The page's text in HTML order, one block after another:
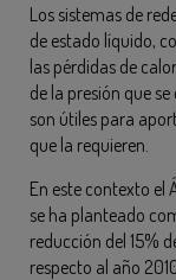
Los sistemas de
de estado líquido,
las pérdidas de
de la presión que
son útiles para
que la requieren.
En este contexto el
se ha planteado
reducción del 15%
respecto al año